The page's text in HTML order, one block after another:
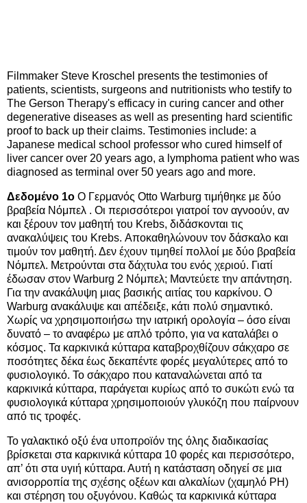
Filmmaker Steve Kroschel presents the testimonies of
patients, scientists, surgeons and nutritionists who testify to
The Gerson Therapy's efficacy in curing cancer and other
degenerative diseases as well as presenting hard scientific
proof to back up their claims. Testimonies include: a
Japanese medical school professor who cured himself of
liver cancer over 20 years ago, a lymphoma patient who was
diagnosed as terminal over 50 years ago and more.
Δεδομένο 1ο Ο Γερμανός Otto Warburg τιμήθηκε με δύο
βραβεία Νόμπελ . Οι περισσότεροι γιατροί τον αγνοούν, αν
και ξέρουν τον μαθητή του Krebs, διδάσκονται τις
ανακαλύψεις του Krebs. Αποκαθηλώνουν τον δάσκαλο και
τιμούν τον μαθητή. Δεν έχουν τιμηθεί πολλοί με δύο βραβεία
Νόμπελ. Μετρούνται στα δάχτυλα του ενός χεριού. Γιατί
έδωσαν στον Warburg 2 Νόμπελ; Μαντεύετε την απάντηση.
Για την ανακάλυψη μιας βασικής αιτίας του καρκίνου. Ο
Warburg ανακάλυψε και απέδειξε, κάτι πολύ σημαντικό.
Χωρίς να χρησιμοποιήσω την ιατρική ορολογία – όσο είναι
δυνατό – το αναφέρω με απλό τρόπο, για να καταλάβει ο
κόσμος. Τα καρκινικά κύτταρα καταβροχθίζουν σάκχαρο σε
ποσότητες δέκα έως δεκαπέντε φορές μεγαλύτερες από το
φυσιολογικό. Το σάκχαρο που καταναλώνεται από τα
καρκινικά κύτταρα, παράγεται κυρίως από το συκώτι ενώ τα
φυσιολογικά κύτταρα χρησιμοποιούν γλυκόζη που παίρνουν
από τις τροφές.
Το γαλακτικό οξύ ένα υποπροϊόν της όλης διαδικασίας
βρίσκεται στα καρκινικά κύτταρα 10 φορές και περισσότερο,
απ’ ότι στα υγιή κύτταρα. Αυτή η κατάσταση οδηγεί σε μια
ανισορροπία της σχέσης οξέων και αλκαλίων (χαμηλό PH)
και στέρηση του οξυγόνου. Καθώς τα καρκινικά κύτταρα